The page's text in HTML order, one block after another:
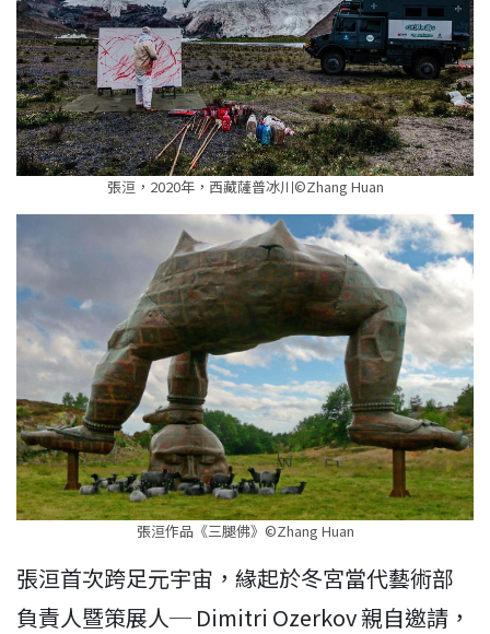
張洹，2020年，西藏薩普冰川©Zhang Huan
張洹作品《三腿佛》©Zhang Huan
張洹首次跨足元宇宙，緣起於冬宮當代藝術部
負責人暨策展人─ Dimitri Ozerkov 親自邀請，